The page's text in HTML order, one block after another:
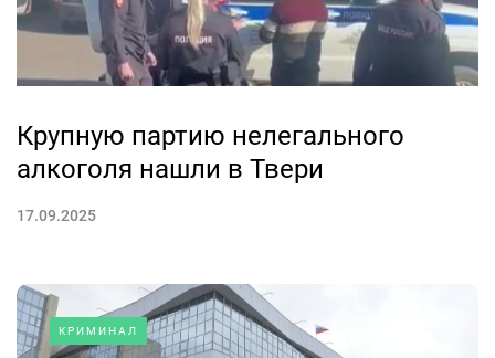
Крупную партию нелегального
алкоголя нашли в Твери
17.09.2025
КРИМИНАЛ